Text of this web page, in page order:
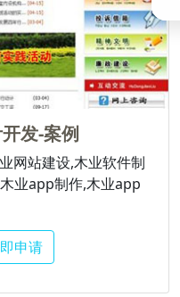
发-案例
网站建设,木业软件制
业app制作,木业app
申请